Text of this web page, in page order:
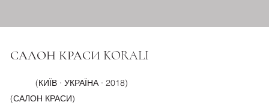
САЛОН КРАСИ KORALI
(КИЇВ · УКРАЇНА · 2018)
(САЛОН КРАСИ)